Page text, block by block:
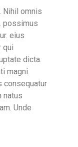
Nihil omnis
possimus
eius
qui
dicta.
magni.
consequatur
natus
Unde